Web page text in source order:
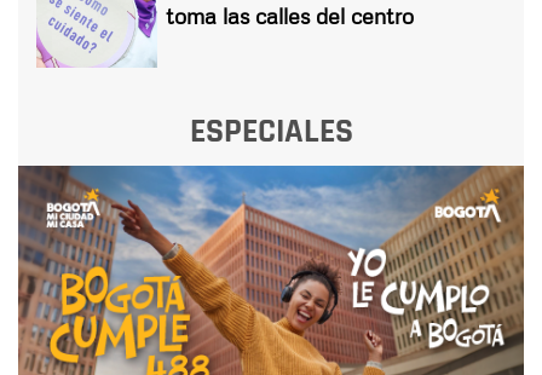
toma las calles del centro
ESPECIALES